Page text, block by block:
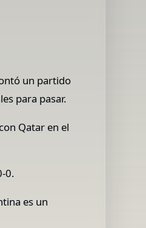
un partido
para pasar.
Qatar en el
0.
es un